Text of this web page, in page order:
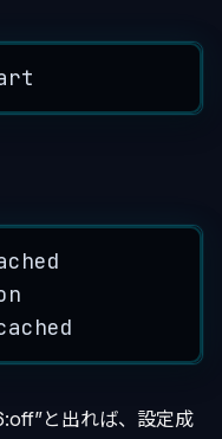
と出れば、設定成